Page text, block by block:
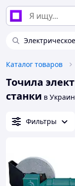
Каталог товаров
Точила
станки в
Фильтры